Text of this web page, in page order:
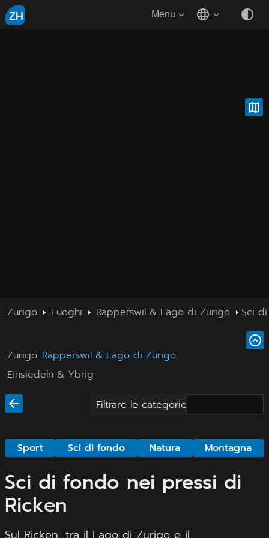
ZH Menu
Zurigo Luoghi Rapperswil & Lago di Zurigo Sci
Zurigo Rapperswil & Lago di Zurigo
Einsiedeln & Ybrig
Filtrare le categorie
Sport Sci di fondo Natura Montagna
Sci di fondo nei pressi di
Ricken